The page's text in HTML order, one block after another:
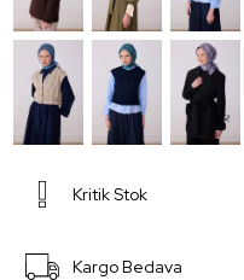
Kritik Stok
Kargo Bedava